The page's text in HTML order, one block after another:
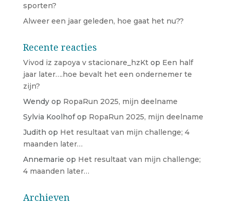
sporten?
Alweer een jaar geleden, hoe gaat het nu??
Recente reacties
Vivod iz zapoya v stacionare_hzKtop Een half
jaar later….hoe bevalt het een ondernemer te
zijn?
Wendyop RopaRun 2025, mijn deelname
Sylvia Koolhofop RopaRun 2025, mijn deelname
Judith op Het resultaat van mijn challenge; 4
maanden later…
Annemarie op Het resultaat van mijn challenge;
4 maanden later…
Archieven